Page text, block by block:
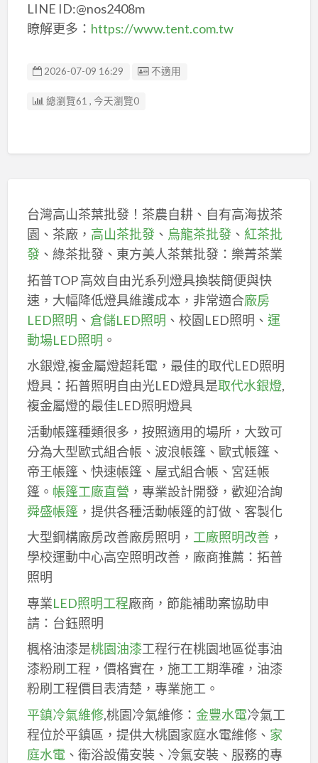
LINE ID:@nos2408m
瞭解更多： https://www.tent.com.tw
2026-07-09 16:29 廣告编號
不適用
總瀏覽61 , 今天瀏覽0
台灣高山茶葉批發！茶農自耕、自有高海拔茶
園、茶廠， 高山茶批發、 烏龍茶批發、 紅茶批
發、綠茶批發、東方美人茶葉批發：樂菁茶業
拓普TOP 高效自由光系列燈具換裝簡便與快
速，大幅降低燈具維護成本，非常適合廠房
LED照明 、 倉儲LED照明 、校園LED照明、 運
動場LED照明 。
水銀燈,複金屬燈超耗電，最佳的取代LED照明
燈具：拓普照明自由光LED燈具是取代水銀燈,
複金屬燈的最佳LED照明燈具
活動帳篷種類很多，按照適用的場所，大致可
分為大型歐式組合帳、波浪帳篷、歐式帳篷、
帝王帳篷、快速帳篷、屋式組合帳、宮廷帳
篷。 帳篷工廠直營 ，專業設計開發，歡迎洽詢
舜盛帳篷，提供各種活動帳篷的訂做、客製化
大型鋼構廠房改善廠房照明， 工廠照明改善，
學校運動中心高空照明改善，廠商推薦：拓普
照明
專業LED照明工程廠商，節能補助案協助申
請：台鈺照明
楓格油漆是桃園油漆工程行在桃園地區從事油
漆粉刷工程，價格實在，施工工期準確，油漆
粉刷工程價目表清楚，專業施工。
平鎮冷氣維修,桃園冷氣維修： 金豐水電冷氣工
程位於平鎮區，提供大桃園家庭水電維修、 家
庭水電、衛浴設備安裝、冷氣安裝、服務的專